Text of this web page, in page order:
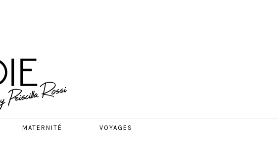
MATERNITÉ VOYAGES